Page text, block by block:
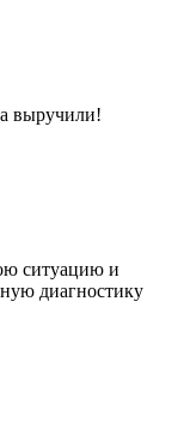
выручили!
ситуацию и
диагностику